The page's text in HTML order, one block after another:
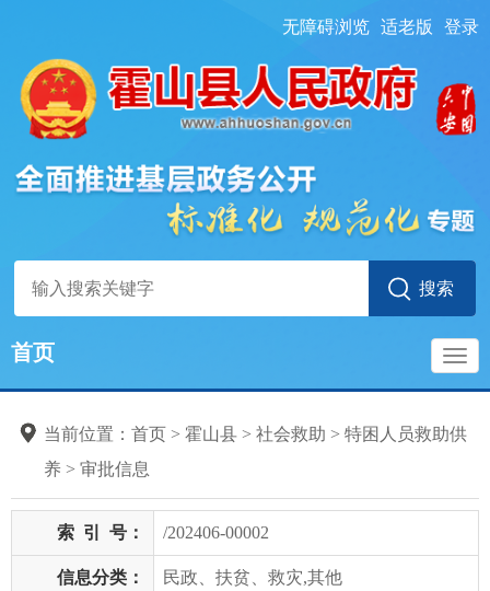
无障碍浏览 适老版 登录
首页
当前位置： 首页 > 霍山县 > 社会救助 > 特困人员救助供
养 > 审批信息
索 引 号： /202406-00002
信息分类： 民政、扶贫、救灾,其他